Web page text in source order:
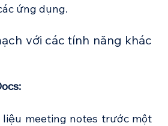
ứng dụng.
với các tính năng khác
liệu meeting notes trước một